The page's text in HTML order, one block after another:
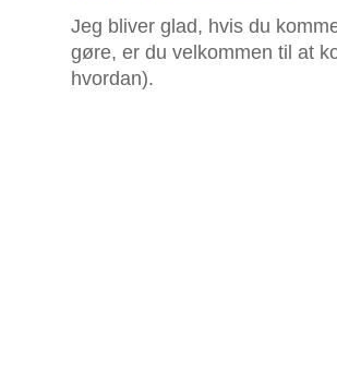
Jeg bliver glad, hvis du
gøre, er du velkommen til at
hvordan).